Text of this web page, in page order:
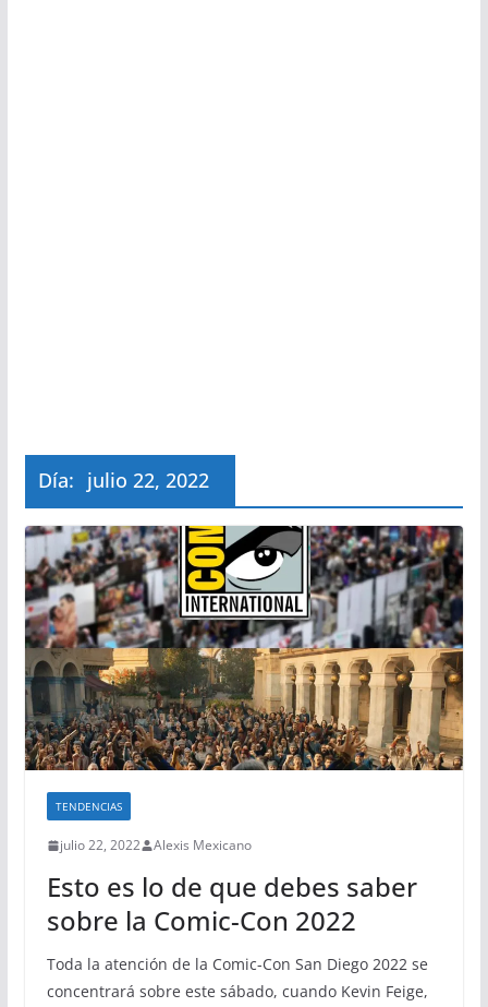
Día: julio 22, 2022
TENDENCIAS
julio 22, 2022 Alexis Mexicano
Esto es lo de que debes saber
sobre la Comic-Con 2022
Toda la atención de la Comic-Con San Diego 2022 se
concentrará sobre este sábado, cuando Kevin Feige,